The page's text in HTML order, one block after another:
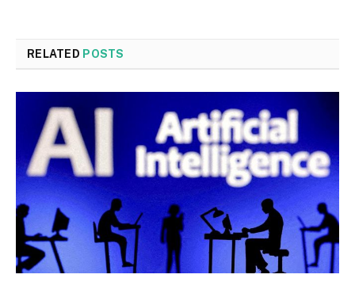
RELATED POSTS